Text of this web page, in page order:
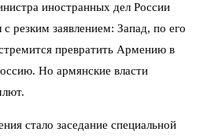
иностранных дел России
резким заявлением: Запад, по его
превратить Армению в
Но армянские власти
стало заседание специальной